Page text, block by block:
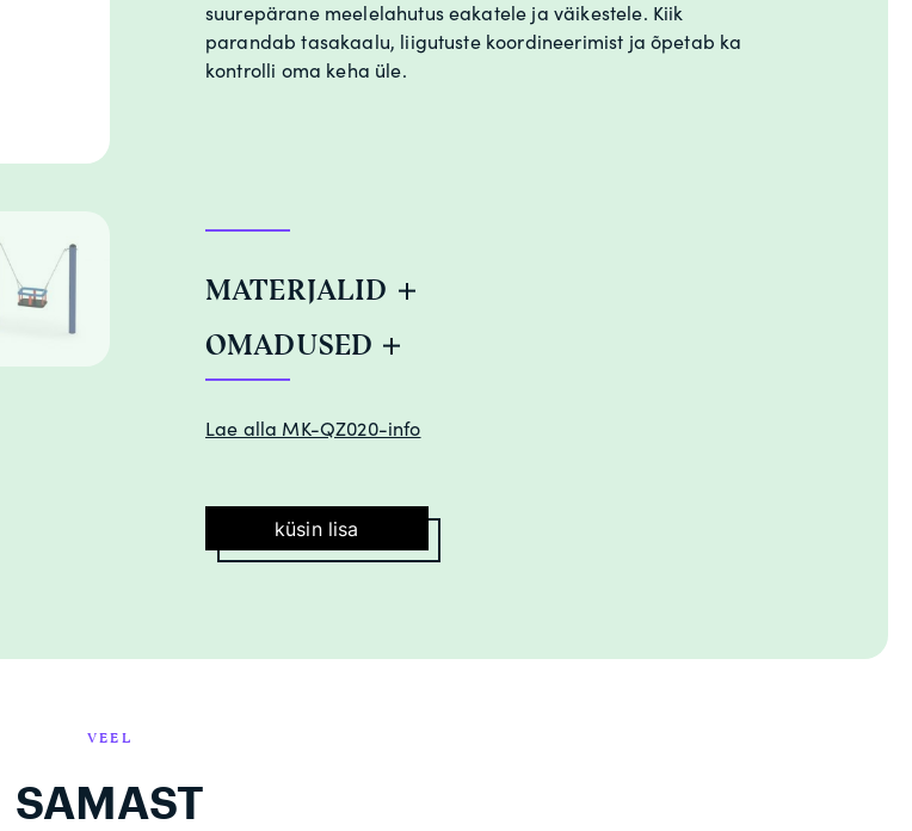
suurepärane meelelahutus eakatele ja väikestele. Kiik
parandab tasakaalu, liigutuste koordineerimist ja õpetab ka
kontrolli oma keha üle.
MATERJALID
OMADUSED
Lae alla MK-QZ020-info
küsin lisa
VEEL
SAMAST